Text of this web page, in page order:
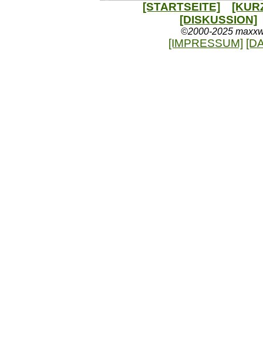
[STARTSEITE]
[DISKUSSION]
©2000-2025
[IMPRESSUM]